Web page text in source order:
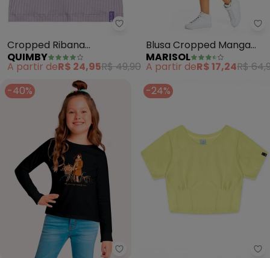
Quimby - Cropped Ribana
Cropped Ribana
Canelada Menina (Roxo)
QUIMBY
A partir deR$ 24,95R$ 49,90
Blusa Cropped Manga
Curta Infantil (Amarelo)
MARISOL
A partir deR$ 17,24R$
-40%
Kyly - Blusa Cropped Infantil
-24%